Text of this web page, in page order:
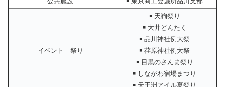
イベント｜祭り
￭ 天狗祭り
￭ 大井どんたく
￭ 品川神社例大祭
￭ 荏原神社例大祭
￭ 目黒のさんま祭り
￭ しながわ宿場まつり
￭ 天王洲アイル夏祭り